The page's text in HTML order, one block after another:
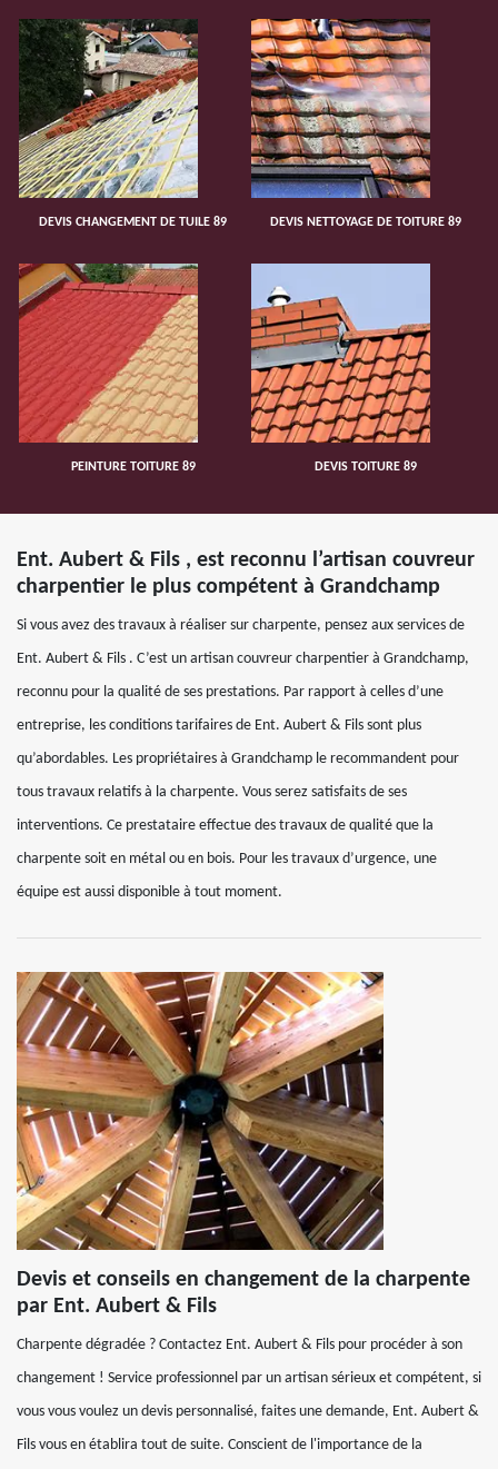
DEVIS CHANGEMENT DE TUILE 89 DEVIS NETTOYAGE DE TOITURE 89
PEINTURE TOITURE 89 DEVIS TOITURE 89
Ent. Aubert & Fils , est reconnu l’artisan couvreur
charpentier le plus compétent à Grandchamp
Si vous avez des travaux à réaliser sur charpente, pensez aux services de
Ent. Aubert & Fils . C’est un artisan couvreur charpentier à Grandchamp,
reconnu pour la qualité de ses prestations. Par rapport à celles d’une
entreprise, les conditions tarifaires de Ent. Aubert & Fils sont plus
qu’abordables. Les propriétaires à Grandchamp le recommandent pour
tous travaux relatifs à la charpente. Vous serez satisfaits de ses
interventions. Ce prestataire effectue des travaux de qualité que la
charpente soit en métal ou en bois. Pour les travaux d’urgence, une
équipe est aussi disponible à tout moment.
Devis et conseils en changement de la charpente
par Ent. Aubert & Fils
Charpente dégradée ? Contactez Ent. Aubert & Fils pour procéder à son
changement ! Service professionnel par un artisan sérieux et compétent, si
vous vous voulez un devis personnalisé, faites une demande, Ent. Aubert &
Fils vous en établira tout de suite. Conscient de l'importance de la